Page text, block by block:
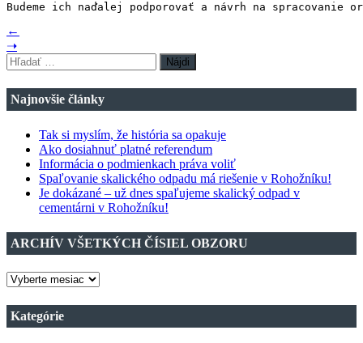
Budeme ich naďalej podporovať a návrh na
←
➝
Hľadať:
Najnovšie články
Tak si myslím, že história sa opakuje
Ako dosiahnuť platné referendum
Informácia o podmienkach práva voliť
Spaľovanie skalického odpadu má riešenie v Rohožníku!
Je dokázané – už dnes spaľujeme skalický odpad v
cementárni v Rohožníku!
ARCHÍV VŠETKÝCH ČÍSIEL OBZORU
ARCHÍV
ČÍSIEL
OBZORU
Kategórie